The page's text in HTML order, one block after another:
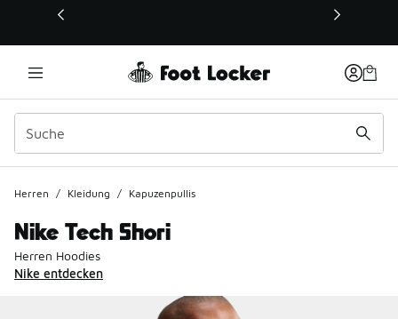
Dieser Link öffnet sich in einem neuen Fenster
Herren / Kleidung / Kapuzenpullis
Nike Tech Shori
Herren Hoodies
Nike entdecken